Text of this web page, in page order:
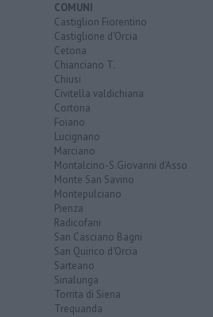
COMUNI
Castiglion Fiorentino
Castiglione d'Orcia
Cetona
Chianciano T.
Chiusi
Civitella valdichiana
Cortona
Foiano
Lucignano
Marciano
Montalcino-S.Giovanni d'Asso
Monte San Savino
Montepulciano
Pienza
Radicofani
San Casciano Bagni
San Quirico d'Orcia
Sarteano
Sinalunga
Torrita di Siena
Trequanda